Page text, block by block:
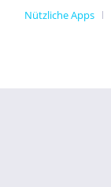
Nützliche Apps